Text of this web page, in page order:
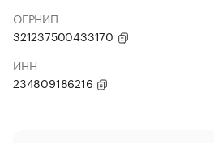
ОГРНИП
321237500433170
ИНН
234809186216